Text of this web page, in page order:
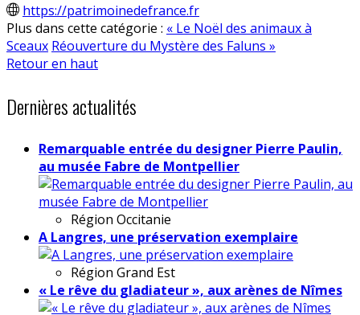
https://patrimoinedefrance.fr
Plus dans cette catégorie : « Le Noël des animaux à
Sceaux Réouverture du Mystère des Faluns »
Retour en haut
Dernières actualités
Remarquable entrée du designer Pierre Paulin,
au musée Fabre de Montpellier
Région Occitanie
A Langres, une préservation exemplaire
Région Grand Est
« Le rêve du gladiateur », aux arènes de Nîmes